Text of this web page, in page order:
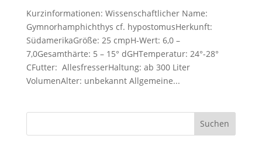
Kurzinformationen: Wissenschaftlicher Name:
Gymnorhamphichthys cf. hypostomusHerkunft:
SüdamerikaGröße: 25 cmpH-Wert: 6,0 –
7,0Gesamthärte: 5 – 15° dGHTemperatur: 24°-28°
CFutter: AllesfresserHaltung: ab 300 Liter
VolumenAlter: unbekannt Allgemeine...
Suchen